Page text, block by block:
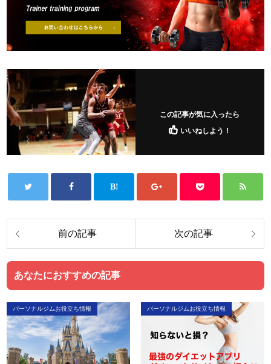
この記事が気に入ったら
いいねしよう！
あなたにおすすめの記事
パーソナルジムお役立ち情報 パーソナルジムお役立ち情報